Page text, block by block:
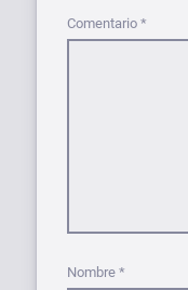
Comentario *
Nombre *